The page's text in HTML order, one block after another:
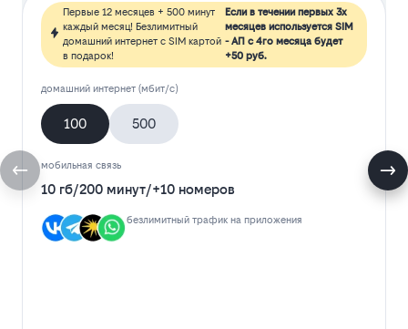
Первые 12 месяцев + 500 минут
каждый месяц! Безлимитный
домашний интернет с SIM картой
в подарок!
Если в течении первых 3х
месяцев используется SIM
- АП с 4го месяца будет
+50 руб.
домашний интернет (мбит/с)
100 500
мобильная связь
10 гб/200 минут/+10 номеров
безлимитный трафик на приложения